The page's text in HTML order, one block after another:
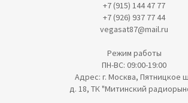
+7 (915) 144 47 77
+7 (926) 937 77 44
vegasat87@mail.ru
Режим работы
ПН-ВС: 09:00-19:00
Адрес: г. Москва, Пятницкое
д. 18, ТК "Митинский